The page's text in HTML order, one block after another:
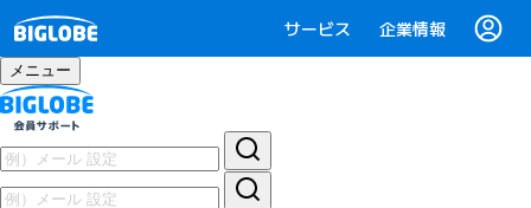
サービス 企業情報
メニュー